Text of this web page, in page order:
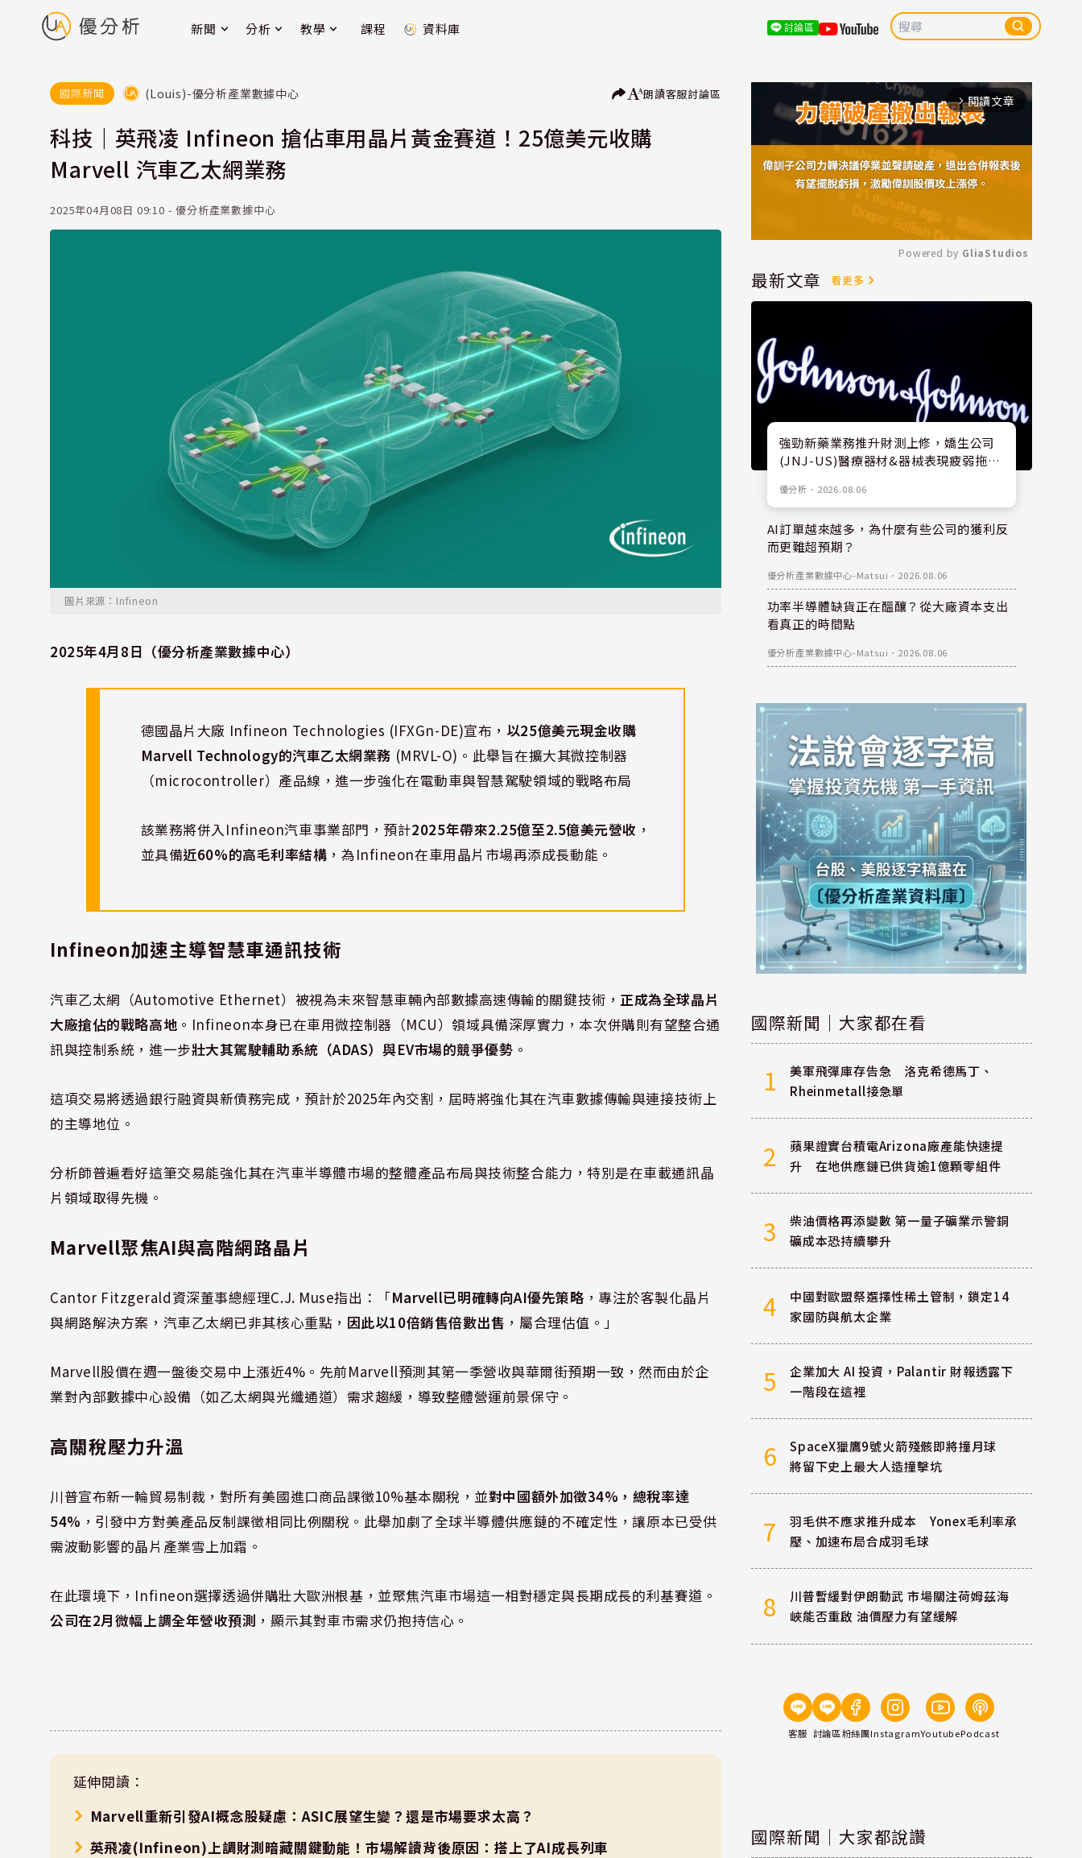
新聞 分析 教學 課程 資料庫 討論區
國際新聞 (Louis)-優分析產業數據中心 朗讀客服討論區
科技｜英飛凌 Infineon 搶佔車用晶片黃金賽道！25億美元收購
Marvell 汽車乙太網業務
2025年04月08日 09:10 - 優分析產業數據中心
圖片來源：Infineon
2025年4月8日（優分析產業數據中心）
德國晶片大廠 Infineon Technologies (IFXGn-DE)宣布， 以25億美元現金收購
Marvell Technology的汽車乙太網業務 (MRVL-O)。此舉旨在擴大其微控制器
（microcontroller）產品線，進一步強化在電動車與智慧駕駛領域的戰略布局
該業務將併入Infineon汽車事業部門，預計2025年帶來2.25億至2.5億美元營收 ，
並具備近60%的高毛利率結構 ，為Infineon在車用晶片市場再添成長動能。
Infineon加速主導智慧車通訊技術
汽車乙太網（Automotive Ethernet）被視為未來智慧車輛內部數據高速傳輸的關鍵技術，正成為全球晶片
大廠搶佔的戰略高地 。Infineon本身已在車用微控制器（MCU）領域具備深厚實力，本次併購則有望整合通
訊與控制系統，進一步壯大其駕駛輔助系統（ADAS）與EV市場的競爭優勢 。
這項交易將透過銀行融資與新債務完成，預計於2025年內交割，屆時將強化其在汽車數據傳輸與連接技術上
的主導地位。
分析師普遍看好這筆交易能強化其在汽車半導體市場的整體產品布局與技術整合能力，特別是在車載通訊晶
片領域取得先機。
Marvell聚焦AI與高階網路晶片
Cantor Fitzgerald資深董事總經理C.J. Muse指出：「Marvell已明確轉向AI優先策略 ，專注於客製化晶片
與網路解決方案，汽車乙太網已非其核心重點， 因此以10倍銷售倍數出售 ，屬合理估值。」
Marvell股價在週一盤後交易中上漲近4%。先前Marvell預測其第一季營收與華爾街預期一致，然而由於企
業對內部數據中心設備（如乙太網與光纖通道）需求趨緩，導致整體營運前景保守。
高關稅壓力升溫
川普宣布新一輪貿易制裁，對所有美國進口商品課徵10%基本關稅，並對中國額外加徵34%，總稅率達
54% ，引發中方對美產品反制課徵相同比例關稅。此舉加劇了全球半導體供應鏈的不確定性，讓原本已受供
需波動影響的晶片產業雪上加霜。
在此環境下，Infineon選擇透過併購壯大歐洲根基，並聚焦汽車市場這一相對穩定與長期成長的利基賽道。
公司在2月微幅上調全年營收預測 ，顯示其對車市需求仍抱持信心。
延伸閱讀：
Marvell重新引發AI概念股疑慮：ASIC展望生變？還是市場要求太高？
英飛凌(Infineon)上調財測暗藏關鍵動能！市場解讀背後原因：搭上了AI成長列車
arrow_forward_ios 閱讀文章
Mute
Powered by GliaStudios
最新文章 看更多
強勁新藥業務推升財測上修，嬌生公司
(JNJ-US)醫療器材&器械表現疲弱拖累
優分析 ． 2026.08.06
AI訂單越來越多，為什麼有些公司的獲利反
而更難超預期？
優分析產業數據中心-Matsui ． 2026.08.06
功率半導體缺貨正在醞釀？從大廠資本支出
看真正的時間點
優分析產業數據中心-Matsui ． 2026.08.06
國際新聞｜大家都在看
1
美軍飛彈庫存告急 洛克希德馬丁、
Rheinmetall接急單
2
蘋果證實台積電Arizona廠產能快速提
升 在地供應鏈已供貨逾1億顆零組件
3
柴油價格再添變數 第一量子礦業示警銅
礦成本恐持續攀升
4
中國對歐盟祭選擇性稀土管制，鎖定14
家國防與航太企業
5
企業加大 AI 投資，Palantir 財報透露下
一階段在這裡
6
SpaceX獵鷹9號火箭殘骸即將撞月球
將留下史上最大人造撞擊坑
7
羽毛供不應求推升成本 Yonex毛利率承
壓、加速布局合成羽毛球
8
川普暫緩對伊朗動武 市場關注荷姆茲海
峽能否重啟 油價壓力有望緩解
客服 討論區粉絲團InstagramYoutubePodcast
國際新聞｜大家都說讚